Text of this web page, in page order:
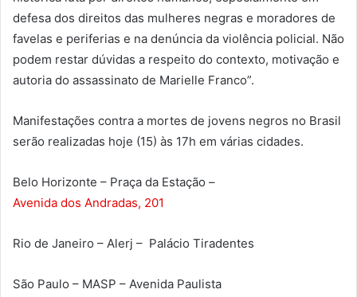
defesa dos direitos das mulheres negras e moradores de
favelas e periferias e na denúncia da violência policial. Não
podem restar dúvidas a respeito do contexto, motivação e
autoria do assassinato de Marielle Franco”.
Manifestações contra a mortes de jovens negros no Brasil
serão realizadas hoje (15) às 17h em várias cidades.
Belo Horizonte – Praça da Estação –
Avenida dos Andradas, 201
Rio de Janeiro – Alerj – Palácio Tiradentes
São Paulo – MASP – Avenida Paulista